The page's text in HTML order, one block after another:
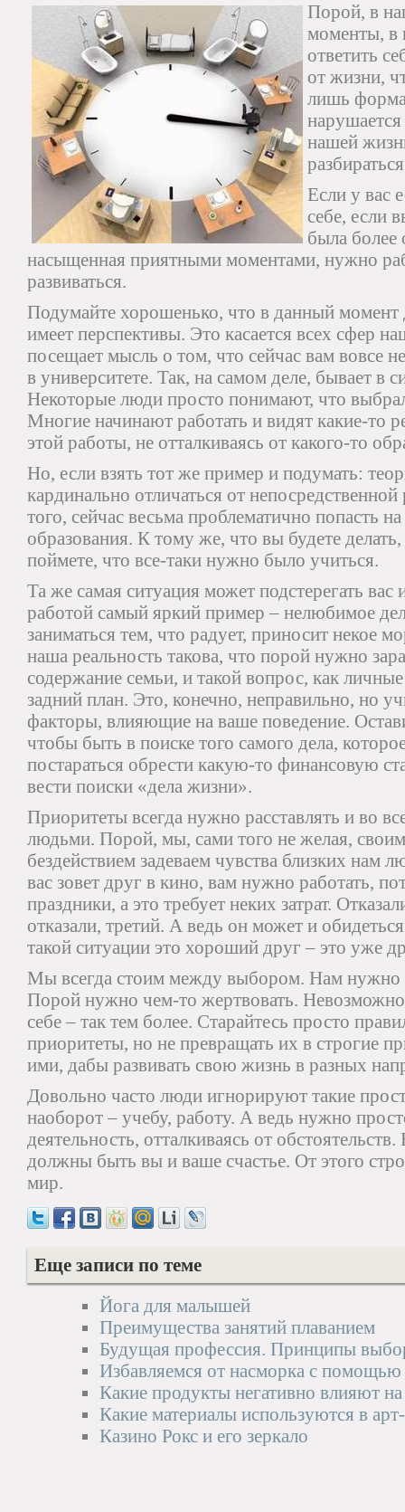
Порой, в
моменты, в
ответить
от жизни,
лишь
нашей
Если у вас
себе, если
была более
насыщенная приятными моментами, нужно
развиваться.
Подумайте хорошенько, что в данный момент
имеет перспективы. Это касается всех сфер
посещает мысль о том, что сейчас вам вовсе
в университете. Так, на самом деле, бывает в
Некоторые люди просто понимают, что
Многие начинают работать и видят какие-то
этой работы, не отталкиваясь от какого-то
Но, если взять тот же пример и подумать:
кардинально отличаться от
того, сейчас весьма проблематично попасть
образования. К тому же, что вы будете
поймете, что все-таки нужно было учиться.
Та же самая ситуация может подстерегать
работой самый яркий пример – нелюбимое
заниматься тем, что радует, приносит некое
наша реальность такова, что порой нужно
содержание семьи, и такой вопрос, как
задний план. Это, конечно, неправильно, но
факторы, влияющие на ваше поведение.
чтобы быть в поиске того самого дела,
постараться обрести какую-то финансовую
вести поиски «дела жизни».
Приоритеты всегда нужно расставлять и во
людьми. Порой, мы, сами того не желая,
бездействием задеваем чувства близких нам
вас зовет друг в кино, вам нужно работать,
праздники, а это требует неких затрат.
отказали, третий. А ведь он может и
такой ситуации это хороший друг – это уже
Мы всегда стоим между выбором. Нам нужно
Порой нужно чем-то жертвовать.
себе – так тем более. Старайтесь просто
приоритеты, но не превращать их в строгие
ими, дабы развивать свою жизнь в разных
Довольно часто люди игнорируют такие
наоборот – учебу, работу. А ведь нужно
деятельность, отталкиваясь от
должны быть вы и ваше счастье. От этого
мир.
Еще записи по теме
Йога для малышей
Преимущества занятий плаванием
Будущая профессия. Принципы
Избавляемся от насморка с помощью
Какие продукты негативно влияют на
Какие материалы используются в
Казино Рокс и его зеркало